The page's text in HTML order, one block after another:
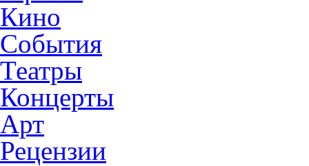
Кино
События
Театры
Концерты
Арт
Рецензии